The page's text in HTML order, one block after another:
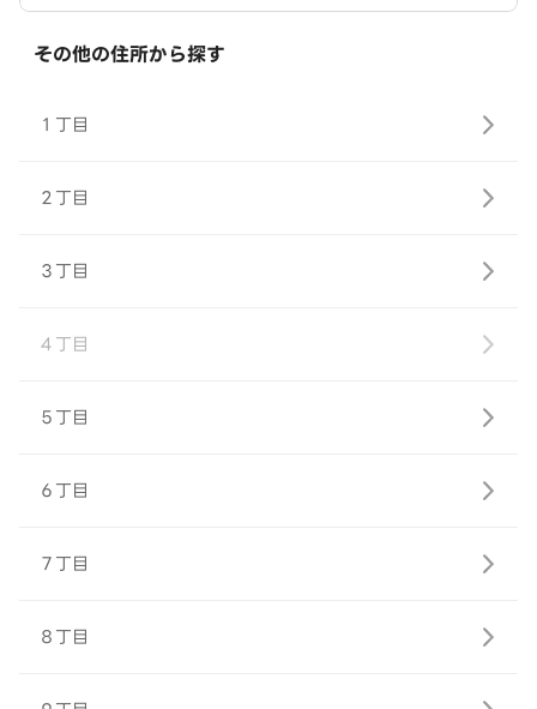
その他の住所から探す
１丁目
２丁目
３丁目
４丁目
５丁目
６丁目
７丁目
８丁目